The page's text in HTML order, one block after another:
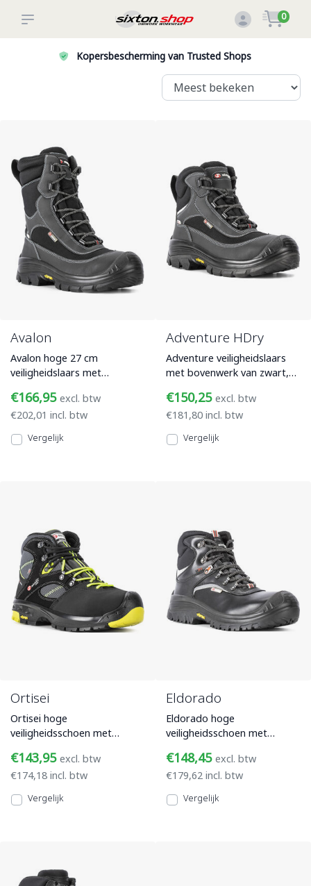
0
Kopersbescherming van Trusted Shops
Avalon
Avalon hoge 27 cm
veiligheidslaars met
ademend microfiber,
composiet veiligheid
€166,95 excl. btw
€202,01 incl. btw
Vergelijk
Adventure HDry
Adventure veiligheidslaars
met bovenwerk van zwart,
composiet veiligheidsneus en
€150,25 excl. btw
€181,80 incl. btw
Vergelijk
Ortisei
Ortisei hoge
veiligheidsschoen met
leer, microfiber suède en HT-
HR materiaa
€143,95 excl. btw
€174,18 incl. btw
Vergelijk
Eldorado
Eldorado hoge
veiligheidsschoen met
Vibram PU/Rubber loopzool
met kruipne
€148,45 excl. btw
€179,62 incl. btw
Vergelijk